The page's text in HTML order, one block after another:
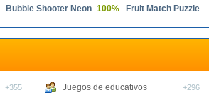
Bubble Shooter Neon 100% Fruit Match Puzzle
+355 Juegos de educativos +296